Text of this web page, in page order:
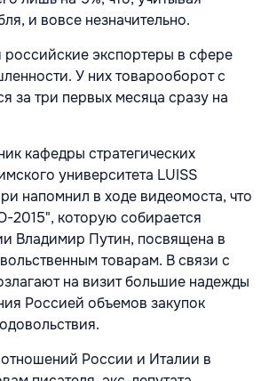
и вовсе незначительно.
российские экспортеры в сфере
У них товарооборот с
за три первых месяца сразу на
кафедры стратегических
университета LUISS
напомнил в ходе видеомоста, что
2015", которую собирается
Владимир Путин, посвящена в
товарам. В связи с
на визит большие надежды
Россией объемов закупок
России и Италии в